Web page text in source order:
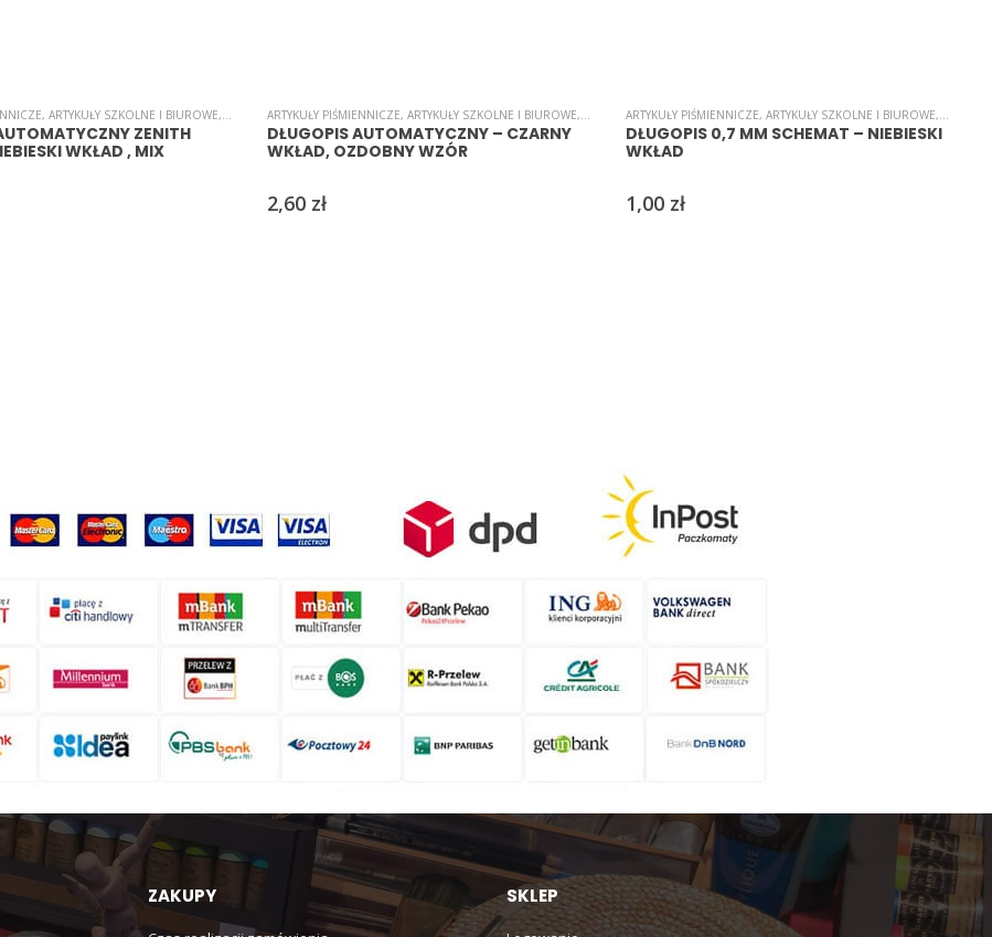
, ARTYKUŁY SZKOLNE I BIUROWE, B-I-U-R-O,DŁUGOPISY,DŁUGOPISY
ZENITH
WKŁAD , MIX
ARTYKUŁY PIŚMIENNICZE, ARTYKUŁY SZKOLNE I BIUROWE, B-I-U-R-O,DŁUGOPISY,DŁUGOPISY
DŁUGOPIS AUTOMATYCZNY – CZARNY
WKŁAD, OZDOBNY WZÓR
2,60 zł
ARTYKUŁY PIŚMIENNICZE, ARTYKUŁY SZKOLNE I BIUROWE,
DŁUGOPIS 0,7 MM SCHEMAT – NIEBIESKI
WKŁAD
1,00 zł
ZAKUPY SKLEP